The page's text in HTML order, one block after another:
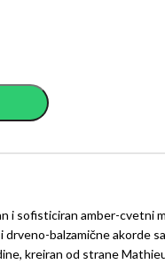
i sofisticiran amber-cvetni
balzamične akorde
kreiran od strane